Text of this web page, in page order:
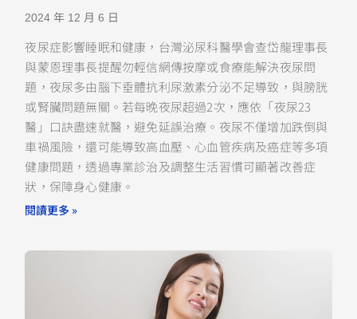
2024 年 12 月 6 日
夜尿症影響睡眠和健康，台灣泌尿科醫學會查岱龍理事長
與蒙恩理事長提醒勿輕信網傳按摩或食療能解決夜尿問
題，夜尿多由腦下垂體抗利尿激素分泌不足導致，與膀胱
或腎臟問題無關。若每晚夜尿超過2次，應依「夜尿23
醫」口訣盡速就醫，避免延誤治療。夜尿不僅增加跌倒與
車禍風險，還可能導致高血壓、心血管疾病及癌症等多項
健康問題，透過專業診治及調整生活習慣可顯著改善症
狀，保障身心健康。
閱讀更多 »